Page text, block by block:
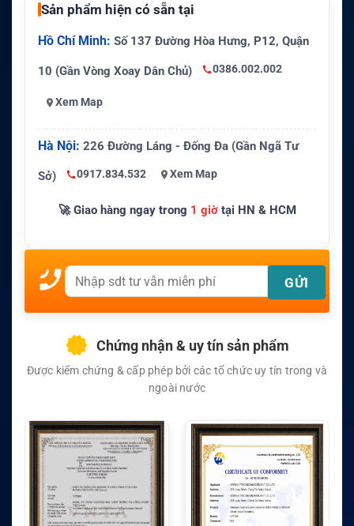
Sản phẩm hiện có sẵn tại
Hồ Chí Minh: Số 137 Đường Hòa Hưng, P12, Quận
10 (Gần Vòng Xoay Dân Chủ) 0386.002.002
Xem Map
Hà Nội: 226 Đường Láng - Đống Đa (Gần Ngã Tư
Sở) 0917.834.532 Xem Map
🚀 Giao hàng ngay trong 1 giờtại HN & HCM
Chứng nhận & uy tín sản phẩm
Được kiểm chứng & cấp phép bởi các tổ chức uy tín trong và
ngoài nước